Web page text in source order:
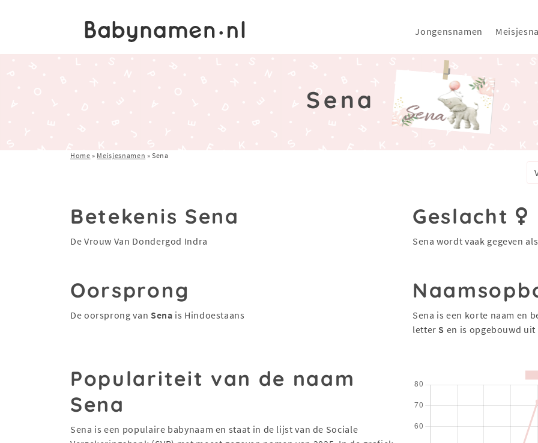
Jongensnamen
Sena
Home » Meisjesnamen »Sena
Betekenis Sena
De Vrouw Van Dondergod Indra
Geslacht
Sena wordt vaak gegeven als
Oorsprong
De oorsprong van Sena is Hindoestaans Sena is een korte naam en
letter S en is opgebouwd uit
Populariteit van de naam
Sena
Sena is een populaire babynaam en staat in de lijst van de Sociale